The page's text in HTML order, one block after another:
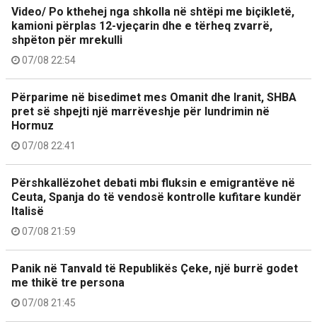
Video/ Po kthehej nga shkolla në shtëpi me biçikletë,
kamioni përplas 12-vjeçarin dhe e tërheq zvarrë,
shpëton për mrekulli
07/08 22:54
Përparime në bisedimet mes Omanit dhe Iranit, SHBA
pret së shpejti një marrëveshje për lundrimin në
Hormuz
07/08 22:41
Përshkallëzohet debati mbi fluksin e emigrantëve në
Ceuta, Spanja do të vendosë kontrolle kufitare kundër
Italisë
07/08 21:59
Panik në Tanvald të Republikës Çeke, një burrë godet
me thikë tre persona
07/08 21:45